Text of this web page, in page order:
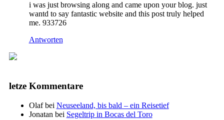
i was just browsing along and came upon your blog. just
wantd to say fantastic website and this post truly helped
me. 933726
Antworten
letze Kommentare
Olafbei Neuseeland, bis bald – ein Reisetief
Jonatan bei Segeltrip in Bocas del Toro